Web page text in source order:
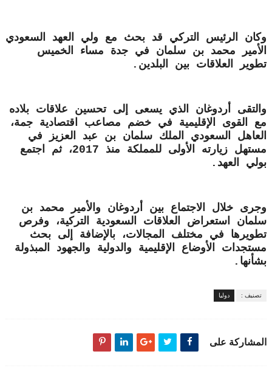
وكان الرئيس التركي قد بحث مع ولي العهد السعودي
الأمير محمد بن سلمان في جدة مساء الخميس
تطوير العلاقات بين البلدين.
والتقى أردوغان الذي يسعى إلى تحسين علاقات بلاده
مع القوى الإقليمية في خضم مصاعب اقتصادية جمة،
العاهل السعودي الملك سلمان بن عبد العزيز في
مستهل زيارته الأولى للمملكة منذ 2017، ثم اجتمع
بولي العهد.
وجرى خلال الاجتماع بين أردوغان والأمير محمد بن
سلمان استعراض العلاقات السعودية التركية، وفرص
تطويرها في مختلف المجالات، بالإضافة إلى بحث
مستجدات الأوضاع الإقليمية والدولية والجهود المبذولة
بشأنها.
تصنيف : دوليا
المشاركة على